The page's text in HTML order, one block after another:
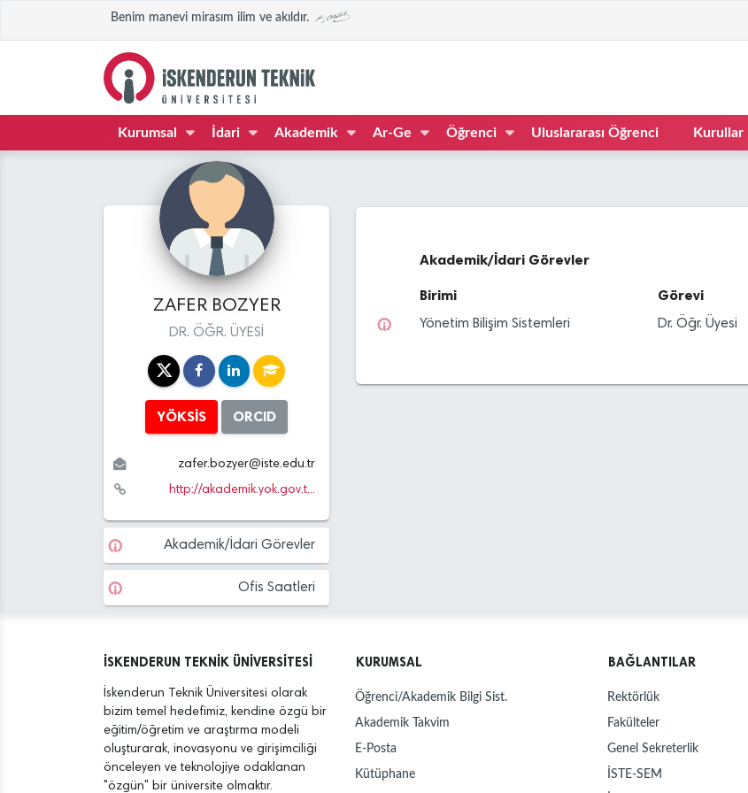
Benim manevi mirasım ilim ve akıldır.
Kurumsal İdari Akademik Ar-Ge Öğrenci Uluslararası Öğrenci Kurullar
ZAFER BOZYER
DR. ÖĞR. ÜYESİ
YÖKSİS ORCID
zafer.bozyer@iste.edu.tr
http://akademik.yok.gov.t...
Akademik/İdari Görevler
Ofis Saatleri
Akademik/İdari Görevler
Birimi Görevi
Yönetim Bilişim Sistemleri Dr. Öğr. Üyesi
İSKENDERUN TEKNİK ÜNİVERSİTESİ
İskenderun Teknik Üniversitesi olarak
bizim temel hedefimiz, kendine özgü bir
eğitim/öğretim ve araştırma modeli
oluşturarak, inovasyonu ve girişimciliği
önceleyen ve teknolojiye odaklanan
"özgün" bir üniversite olmaktır.
KURUMSAL
Öğrenci/Akademik Bilgi Sist.
Akademik Takvim
E-Posta
Kütüphane
BAĞLANTILAR
Rektörlük
Fakülteler
Genel Sekreterlik
İSTE-SEM